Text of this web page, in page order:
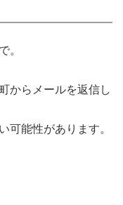
。
からメールを返信し
可能性があります。